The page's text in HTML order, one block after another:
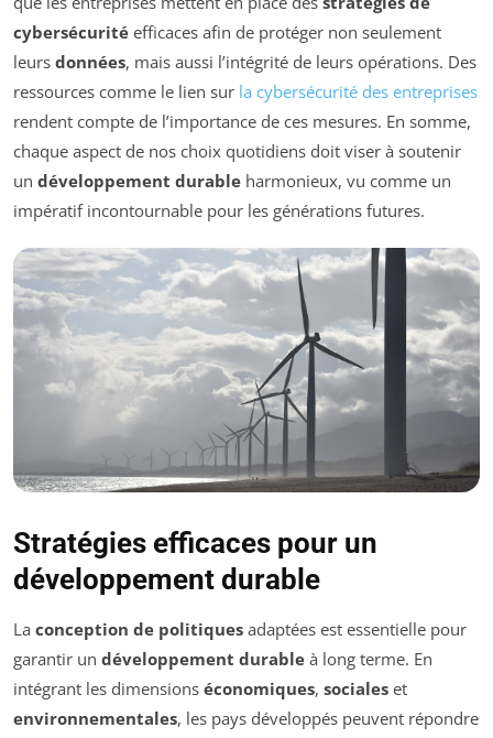
cybersécurité efficaces afin de protéger non seulement
leurs données, mais aussi l’intégrité de leurs opérations. Des
ressources comme le lien sur la cybersécurité des entreprises
rendent compte de l’importance de ces mesures. En somme,
chaque aspect de nos choix quotidiens doit viser à soutenir
un développement durable harmonieux, vu comme un
impératif incontournable pour les générations futures.
Stratégies efficaces pour un
développement durable
La conception de politiques adaptées est essentielle pour
garantir un développement durable à long terme. En
intégrant les dimensions économiques, sociales et
environnementales, les pays développés peuvent répondre